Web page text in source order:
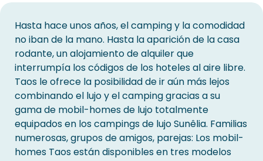
Hasta hace unos años, el camping y la comodidad
no iban de la mano. Hasta la aparición de la casa
rodante, un alojamiento de alquiler que
interrumpía los códigos de los hoteles al aire libre.
Taos le ofrece la posibilidad de ir aún más lejos
combinando el lujo y el camping gracias a su
gama de mobil-homes de lujo totalmente
equipados en los campings de lujo Sunêlia. Familias
numerosas, grupos de amigos, parejas: Los mobil-
homes Taos están disponibles en tres modelos